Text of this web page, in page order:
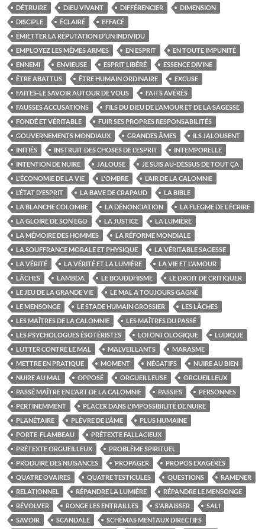
DÉTRUIRE DIEU VIVANT DIFFÉRENCIER
DIMENSION
DISCIPLE
ÉCLAIRÉ
EFFACÉ
ÉMIETTER LA RÉPUTATION D'UN INDIVIDU
EMPLOYEZ LES MÊMES ARMES
EN ESPRIT
EN TOUTE IMPUNITÉ
ENNEMI
ENVIEUSE ESPRIT LIBÉRÉ
ESSENCE DIVINE
ÊTRE ABATTUS
ÊTRE HUMAIN ORDINAIRE
EXCUSE
FAITES-LE SAVOIR AUTOUR DE VOUS
FAITS AVÉRÉS
FAUSSES ACCUSATIONS
FILS DU DIEU DE L'AMOUR ET DE LA SAGESSE
FONDÉ ET VÉRITABLE
FUIR SES PROPRES RESPONSABILITÉS
GOUVERNEMENTS MONDIAUX
GRANDES ÂMES
ILS JALOUSENT
INITIÉS
INSTRUIT DES CHOSES DE L’ESPRIT
INTEMPORELLE
INTENTION DE NUIRE
JALOUSE
JE SUIS AU-DESSUS DE TOUT ÇA
L'ÉCONOMIE DE LA VIE
L'OMBRE
L’AIR DE LA CALOMNIE
L’ÉTAT D’ESPRIT
LA BAVE DE CRAPAUD
LA BIBLE
LA BLANCHE COLOMBE
LA DÉNONCIATION
LA FLEGME DE L'ÉCRIRE
LA GLOIRE DE SON EGO
LA JUSTICE
LA LUMIÈRE
LA MÉMOIRE DES HOMMES
LA RÉFORME MONDIALE
LA SOUFFRANCE MORALE ET PHYSIQUE
LA VÉRITABLE SAGESSE
LA VÉRITÉ
LA VÉRITÉ ET LA LUMIÈRE
LA VIE ET L'AMOUR
LÂCHES
LAMBDA LE BOUDDHISME
LE DROIT DE CRITIQUER
LE JEU DE LA GRANDE VIE
LE MAL A TOUJOURS GAGNÉ
LE MENSONGE
LE STADE HUMAIN GROSSIER
LES LÂCHES
LES MAÎTRES DE LA CALOMNIE
LES MAÎTRES DU PASSÉ
LES PSYCHOLOGUES ÉSOTÉRISTES
LOI ONTOLOGIQUE
LUDIQUE
LUTTER CONTRE LE MAL
MALVEILLANTS
MARASME
METTRE EN PRATIQUE
MOMENT NÉGATIFS
NUIRE AU BIEN
NUIRE AU MAL
OPPOSÉ ORGUEILLEUSE
ORGUEILLEUX
PASSÉ MAÎTRE EN L'ART DE LA CALOMNIE
PASSIFS
PERSONNES
PERTINEMMENT
PLACER DANS L'IMPOSSIBILITÉ DE NUIRE
PLANÉTAIRE
PLÈVRE DE L'ÂME
PLUS HUMAINE
PORTE-FLAMBEAU
PRÉTEXTE FALLACIEUX
PRÉTEXTE ORGUEILLEUX
PROBLÈME SPIRITUEL
PRODUIRE DES NUISANCES
PROPAGER
PROPOS EXAGÉRÉS
QUATRE OVAIRES
QUATRE TESTICULES QUESTIONS
RAMENER
RELATIONNEL
RÉPANDRE LA LUMIÈRE
RÉPANDRE LE MENSONGE
RÉVOLVER
RONGE LES ENTRAILLES S'ABAISSER
SALI
SAVOIR
SCANDALE
SCHÉMAS MENTAUX DIRECTIFS